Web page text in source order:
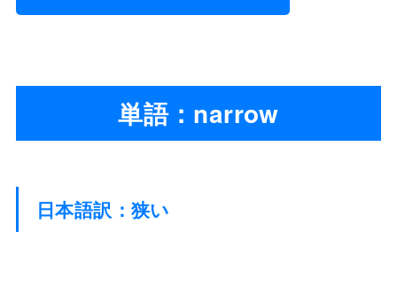
単語：narrow
日本語訳：狭い